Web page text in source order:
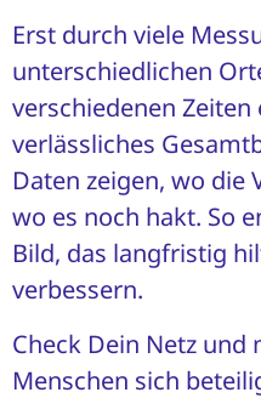
Erst durch viele
unterschiedlichen
verschiedenen
verlässliches
Daten zeigen, wo die
wo es noch hakt. So
Bild, das langfristig
verbessern.
Check Dein Netz und
Menschen sich